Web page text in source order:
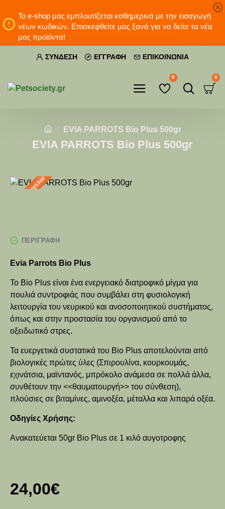
Το e-shop μας εμπλουτίζεται καθημερινά με την εισαγωγή
νέων κωδικών. Επισκεφθείτε μας ξανά για να δείτε τα νέα
μας προϊόντα!
ΣΎΝΔΕΣΗ ΕΓΓΡΑΦΉ ΕΠΙΚΟΙΝΩΝΊΑ
0 0
EVIA PARROTS Bio Plus 500gr
EVIA PARROTS Bio Plus 500gr
Προπαραγγελία
ΠΕΡΙΓΡΑΦΉ
Evia Parrots Bio Plus
Το Bio Plus είναι ένα ενεργειακό διατροφικό μίγμα για
πουλιά συντροφιάς που συμβάλει στη φυσιολογική
λειτουργία του νευρικού και ανοσοποιητικού συστήματος,
όπως και στην προστασία του οργανισμού από το
οξειδωτικό στρες.
Τα ευεργετικά συστατικά του Bio Plus αποτελούνται από
βιολογικές πρώτες ύλες (Σπιρουλίνα, κουρκουμάς,
εχινάτσια, μαϊντανός, μπρόκολο ανάμεσα σε πολλά άλλα,
συνθέτουν την <<θαυματουργή>> του σύνθεση),
πλούσιες σε βιταμίνες, αμινοξέα, μέταλλα και λιπαρά οξέα.
Οδηγίες Χρήσης:
Ανακατεύεται 50gr Bio Plus σε 1 κιλό αυγοτροφης
24,00€